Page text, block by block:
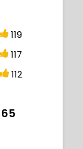
119
117
112